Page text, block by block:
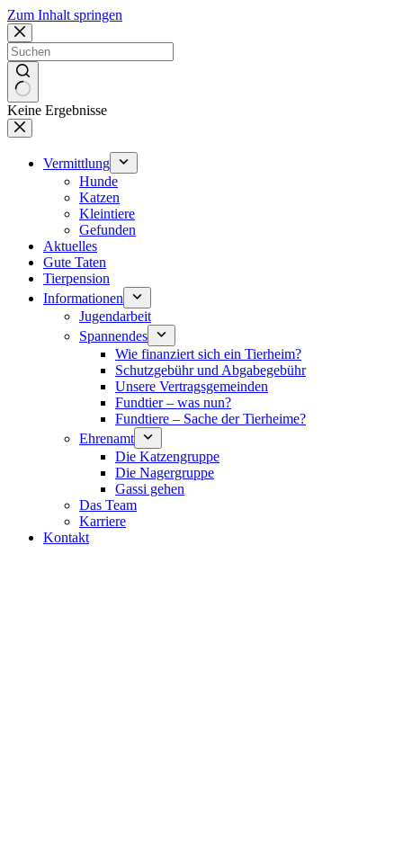
Zum Inhalt springen
Keine Ergebnisse
Vermittlung
Hunde
Katzen
Kleintiere
Gefunden
Aktuelles
Gute Taten
Tierpension
Informationen
Jugendarbeit
Spannendes
Wie finanziert sich ein Tierheim?
Schutzgebühr und Abgabegebühr
Unsere Vertragsgemeinden
Fundtier – was nun?
Fundtiere – Sache der Tierheime?
Ehrenamt
Die Katzengruppe
Die Nagergruppe
Gassi gehen
Das Team
Karriere
Kontakt